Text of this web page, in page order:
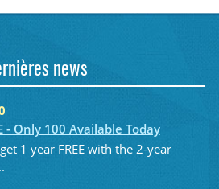
news
- Only 100 Available Today
1 year FREE with the 2-year